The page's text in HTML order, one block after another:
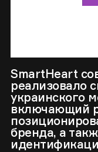
SmartHeart
реализовало
украинского
включающий
бренда, а